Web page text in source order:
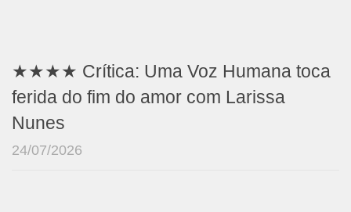
★★★★ Crítica: Uma Voz Humana toca
ferida do fim do amor com Larissa
Nunes
24/07/2026